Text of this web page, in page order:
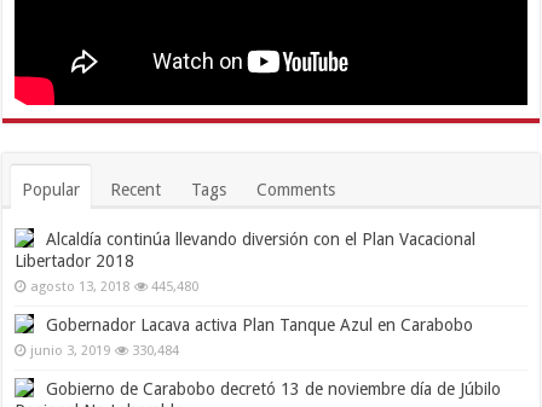
Popular Recent Tags Comments
Alcaldía continúa llevando diversión con el Plan Vacacional
Libertador 2018
agosto 13, 2018 445,480
Gobernador Lacava activa Plan Tanque Azul en Carabobo
junio 3, 2019 330,484
Gobierno de Carabobo decretó 13 de noviembre día de Júbilo